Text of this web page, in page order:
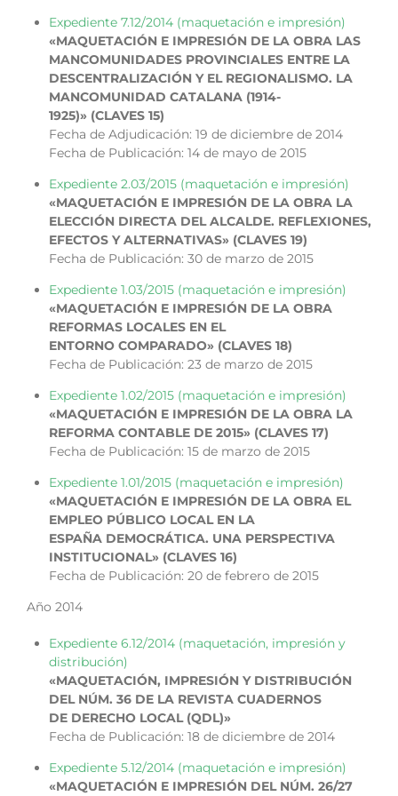
Expediente 7.12/2014 (maquetación e impresión)
«MAQUETACIÓN E IMPRESIÓN DE LA OBRA LAS
MANCOMUNIDADES PROVINCIALES ENTRE LA
DESCENTRALIZACIÓN Y EL REGIONALISMO. LA
MANCOMUNIDAD CATALANA (1914-
1925)» (CLAVES 15)
Fecha de Adjudicación: 19 de diciembre de 2014
Fecha de Publicación: 14 de mayo de 2015
Expediente 2.03/2015 (maquetación e impresión)
«MAQUETACIÓN E IMPRESIÓN DE LA OBRA LA
ELECCIÓN DIRECTA DEL ALCALDE. REFLEXIONES,
EFECTOS Y ALTERNATIVAS» (CLAVES 19)
Fecha de Publicación: 30 de marzo de 2015
Expediente 1.03/2015 (maquetación e impresión)
«MAQUETACIÓN E IMPRESIÓN DE LA OBRA
REFORMAS LOCALES EN EL
ENTORNO COMPARADO» (CLAVES 18)
Fecha de Publicación: 23 de marzo de 2015
Expediente 1.02/2015 (maquetación e impresión)
«MAQUETACIÓN E IMPRESIÓN DE LA OBRA LA
REFORMA CONTABLE DE 2015» (CLAVES 17)
Fecha de Publicación: 15 de marzo de 2015
Expediente 1.01/2015 (maquetación e impresión)
«MAQUETACIÓN E IMPRESIÓN DE LA OBRA EL
EMPLEO PÚBLICO LOCAL EN LA
ESPAÑA DEMOCRÁTICA. UNA PERSPECTIVA
INSTITUCIONAL» (CLAVES 16)
Fecha de Publicación: 20 de febrero de 2015
Año 2014
Expediente 6.12/2014 (maquetación, impresión y
distribución)
«MAQUETACIÓN, IMPRESIÓN Y DISTRIBUCIÓN
DEL NÚM. 36 DE LA REVISTA CUADERNOS
DE DERECHO LOCAL (QDL)»
Fecha de Publicación: 18 de diciembre de 2014
Expediente 5.12/2014 (maquetación e impresión)
«MAQUETACIÓN E IMPRESIÓN DEL NÚM. 26/27